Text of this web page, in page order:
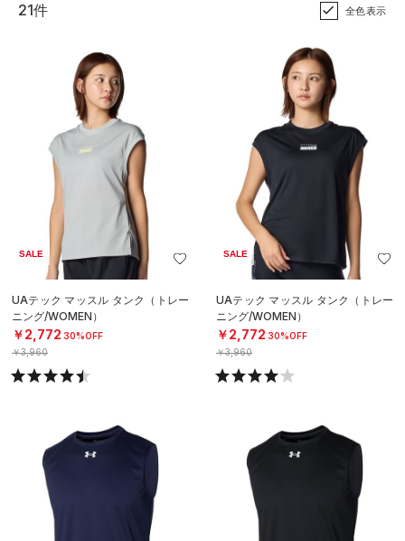
21件 全色表示
SALE
UAテック マッスル タンク（トレー
ニング/WOMEN）
￥2,772 30%OFF
￥3,960
SALE
UAテック マッスル タンク（トレー
ニング/WOMEN）
￥2,772 30%OFF
￥3,960